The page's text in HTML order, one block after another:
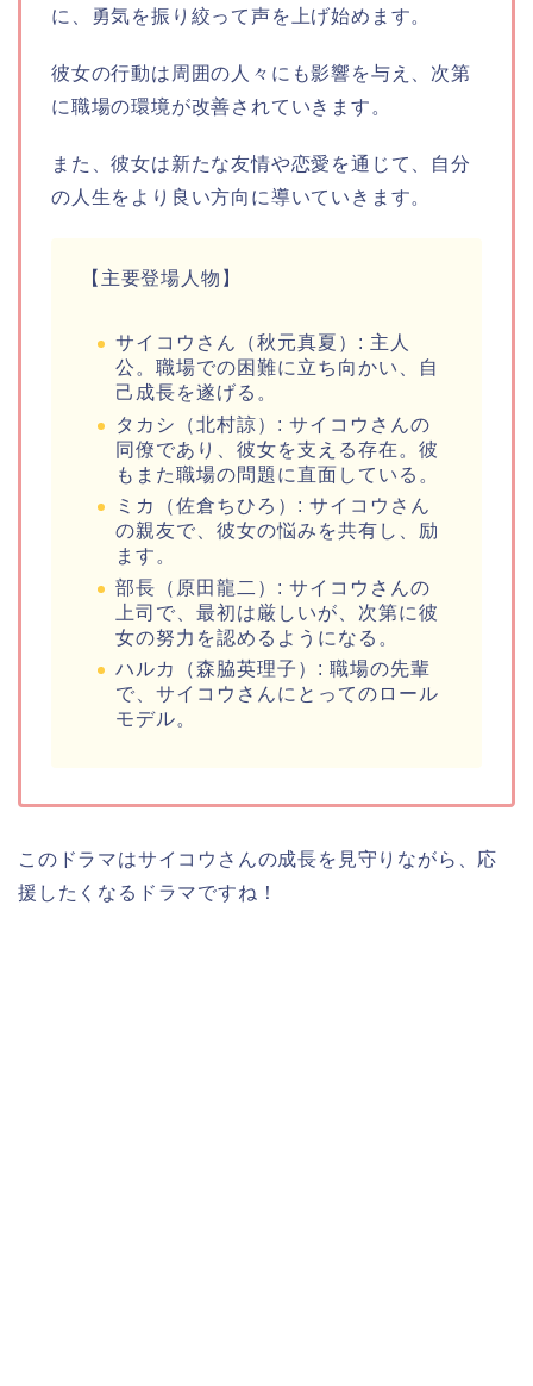
に、勇気を振り絞って声を上げ始めます。
彼女の行動は周囲の人々にも影響を与え、次第
に職場の環境が改善されていきます。
また、彼女は新たな友情や恋愛を通じて、自分
の人生をより良い方向に導いていきます。
【主要登場人物】
サイコウさん（秋元真夏）: 主人
公。職場での困難に立ち向かい、自
己成長を遂げる。
タカシ（北村諒）: サイコウさんの
同僚であり、彼女を支える存在。彼
もまた職場の問題に直面している。
ミカ（佐倉ちひろ）: サイコウさん
の親友で、彼女の悩みを共有し、励
ます。
部長（原田龍二）: サイコウさんの
上司で、最初は厳しいが、次第に彼
女の努力を認めるようになる。
ハルカ（森脇英理子）: 職場の先輩
で、サイコウさんにとってのロール
モデル。
このドラマはサイコウさんの成長を見守りながら、応
援したくなるドラマですね！